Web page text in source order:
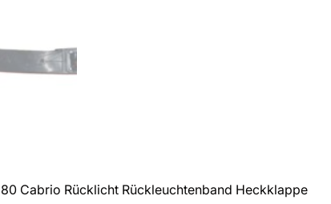
Cabrio Rücklicht Rückleuchtenband Heckklappe